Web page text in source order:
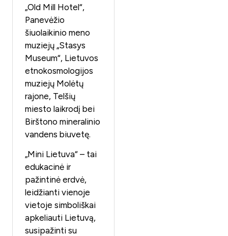
„Old Mill Hotel“,
Panevėžio
šiuolaikinio meno
muziejų „Stasys
Museum“, Lietuvos
etnokosmologijos
muziejų Molėtų
rajone, Telšių
miesto laikrodį bei
Birštono mineralinio
vandens biuvetę.
„Mini Lietuva“ – tai
edukacinė ir
pažintinė erdvė,
leidžianti vienoje
vietoje simboliškai
apkeliauti Lietuvą,
susipažinti su